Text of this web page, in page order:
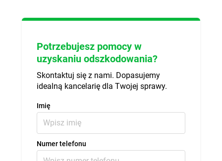
Potrzebujesz pomocy w
uzyskaniu odszkodowania?
Skontaktuj się z nami. Dopasujemy
idealną kancelarię dla Twojej sprawy.
Imię
Numer telefonu